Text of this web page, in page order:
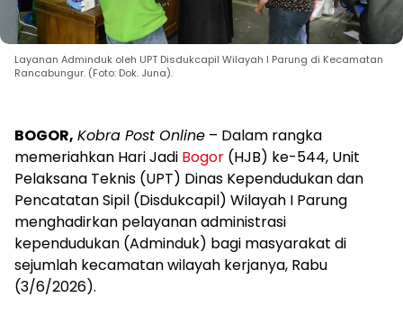
Layanan Adminduk oleh UPT Disdukcapil Wilayah I Parung di Kecamatan
Rancabungur. (Foto: Dok. Juna).
BOGOR, Kobra Post Online – Dalam rangka
memeriahkan Hari Jadi Bogor (HJB) ke-544, Unit
Pelaksana Teknis (UPT) Dinas Kependudukan dan
Pencatatan Sipil (Disdukcapil) Wilayah I Parung
menghadirkan pelayanan administrasi
kependudukan (Adminduk) bagi masyarakat di
sejumlah kecamatan wilayah kerjanya, Rabu
(3/6/2026).